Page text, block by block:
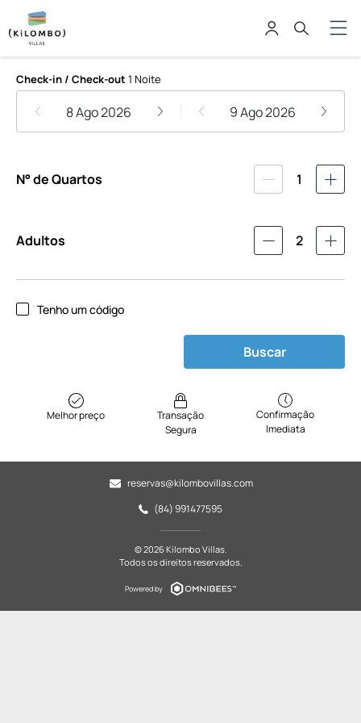
Kilombo Villas
Check-in / Check-out 1 Noite
8 Ago 2026 9 Ago 2026
N° de Quartos 1
Adultos 2
Tenho um código
Buscar
Melhor preço
Transação
Segura
Confirmação
Imediata
reservas@kilombovillas.com
(84) 991477595
© 2026 Kilombo Villas.
Todos os direitos reservados.
Powered by